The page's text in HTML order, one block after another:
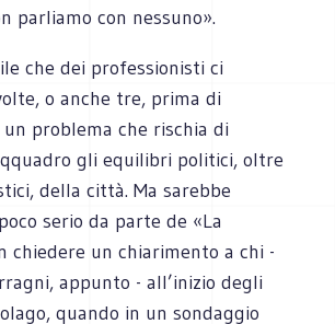
parliamo con nessuno».
che dei professionisti ci
o anche tre, prima di
problema che rischia di
gli equilibri politici, oltre
della città. Ma sarebbe
serio da parte de «La
chiedere un chiarimento a chi -
appunto - all’inizio degli
quando in un sondaggio